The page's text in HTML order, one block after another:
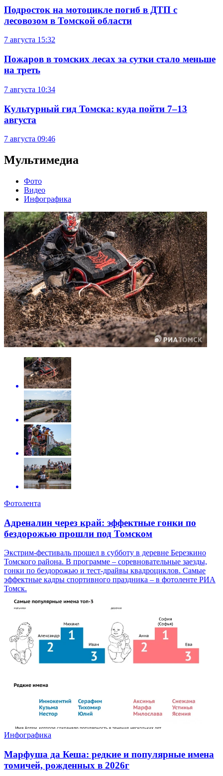
Подросток на мотоцикле погиб в ДТП с
лесовозом в Томской области
7 августа 15:32
Пожаров в томских лесах за сутки стало меньше
на треть
7 августа 10:34
Культурный гид Томска: куда пойти 7–13
августа
7 августа 09:46
Мультимедиа
Фото
Видео
Инфографика
Фотолента
Адреналин через край: эффектные гонки по
бездорожью прошли под Томском
Экстрим-фестиваль прошел в субботу в деревне Березкино
Томского района. В программе – соревновательные заезды,
гонки по бездорожью и тест-драйвы квадроциклов. Самые
эффектные кадры спортивного праздника – в фотоленте РИА
Томск.
Инфографика
Марфуша да Кеша: редкие и популярные имена
томичей, рожденных в 2026г